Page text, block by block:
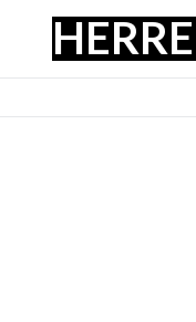
HERRE